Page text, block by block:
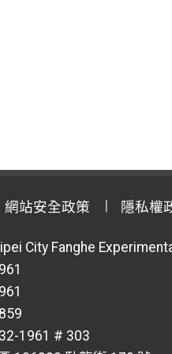
網站安全政策 隱私權
City Fanghe
1961 # 303